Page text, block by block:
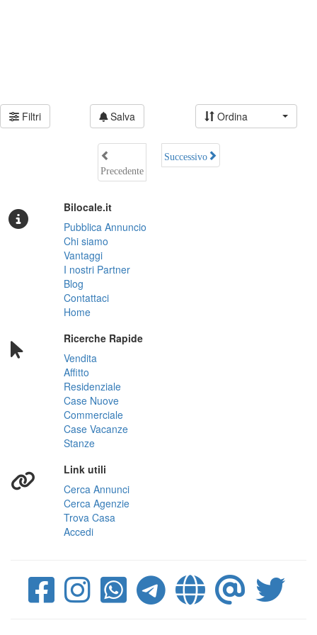
Filtri Salva Ordina
Precedente
Successivo
Bilocale.it
Pubblica Annuncio
Chi siamo
Vantaggi
I nostri Partner
Blog
Contattaci
Home
Ricerche Rapide
Vendita
Affitto
Residenziale
Case Nuove
Commerciale
Case Vacanze
Stanze
Link utili
Cerca Annunci
Cerca Agenzie
Trova Casa
Accedi